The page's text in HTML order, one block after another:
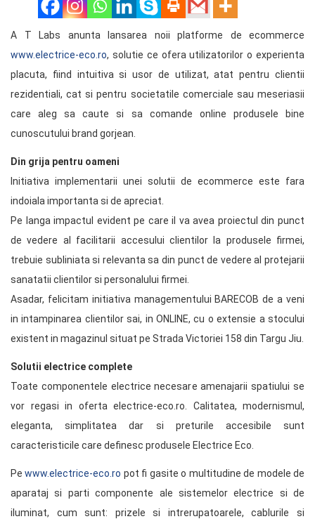
A T Labs anunta lansarea noii platforme de ecommerce
www.electrice-eco.ro, solutie ce ofera utilizatorilor o experienta
placuta, fiind intuitiva si usor de utilizat, atat pentru clientii
rezidentiali, cat si pentru societatile comerciale sau meseriasii
care aleg sa caute si sa comande online produsele bine
cunoscutului brand gorjean.
Din grija pentru oameni
Initiativa implementarii unei solutii de ecommerce este fara
indoiala importanta si de apreciat.
Pe langa impactul evident pe care il va avea proiectul din punct
de vedere al facilitarii accesului clientilor la produsele firmei,
trebuie subliniata si relevanta sa din punct de vedere al protejarii
sanatatii clientilor si personalului firmei.
Asadar, felicitam initiativa managementului BARECOB de a veni
in intampinarea clientilor sai, in ONLINE, cu o extensie a stocului
existent in magazinul situat pe Strada Victoriei 158 din Targu Jiu.
Solutii electrice complete
Toate componentele electrice necesare amenajarii spatiului se
vor regasi in oferta electrice-eco.ro. Calitatea, modernismul,
eleganta, simplitatea dar si preturile accesibile sunt
caracteristicile care definesc produsele Electrice Eco.
Pewww.electrice-eco.ro pot fi gasite o multitudine de modele de
aparataj si parti componente ale sistemelor electrice si de
iluminat, cum sunt: prizele si intrerupatoarele, cablurile si